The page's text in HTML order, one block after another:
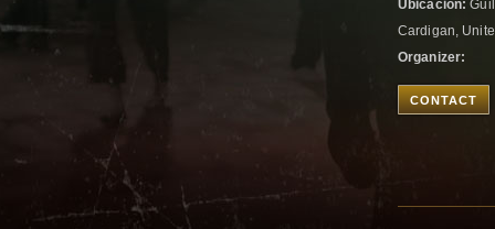
Ubicación:
Cardigan,
Organizer:
CONTACT